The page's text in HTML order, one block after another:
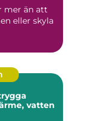
mer än att
eller skyla
vatten